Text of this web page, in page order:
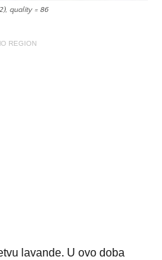
quality = 86
REGION
lavande. U ovo doba